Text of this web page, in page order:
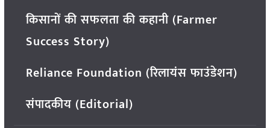
किसानों की सफलता की कहानी (Farmer
Success Story)
Reliance Foundation (रिलायंस फाउंडेशन)
संपादकीय (Editorial)